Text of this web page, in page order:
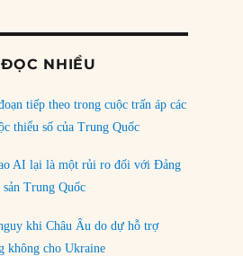
bại: Các quỹ đầu tư mạo
kết thúc Chiến tranh Iran?
tiếp của Bắc Kinh ở Biển Đông
NHIỀU
tiếp theo trong cuộc trấn áp các
thiểu số của Trung Quốc
AI lại là một rủi ro đối với Đảng
sản Trung Quốc
khi Châu Âu do dự hỗ trợ
không cho Ukraine